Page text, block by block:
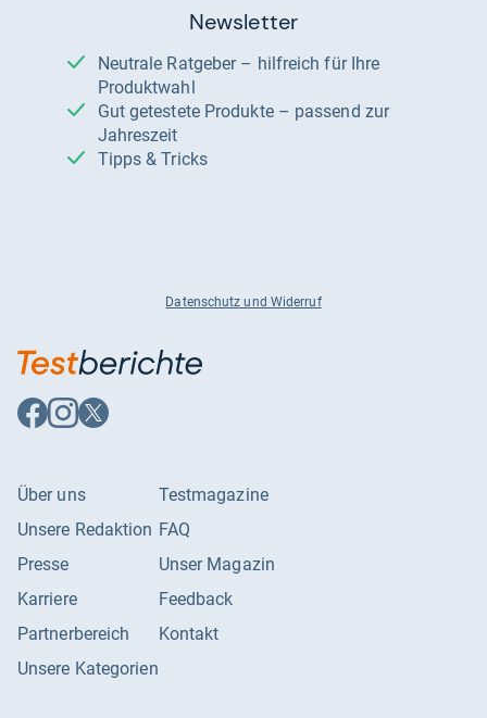
Newsletter
Neutrale Ratgeber – hilfreich für Ihre
Produktwahl
Gut getestete Produkte – passend zur
Jahreszeit
Tipps & Tricks
Datenschutz und Widerruf
Auf
Facebook
Auf
Instagram
Auf
X
Über uns
Unsere Redaktion
Presse
Karriere
Partnerbereich
Unsere Kategorien
Testmagazine
FAQ
Unser Magazin
Feedback
Kontakt